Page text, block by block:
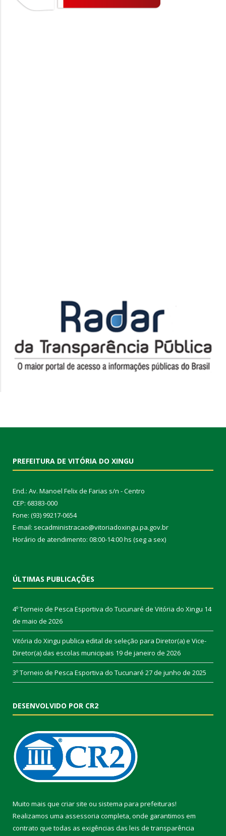
PREFEITURA DE VITÓRIA DO XINGU
End.: Av. Manoel Felix de Farias s/n - Centro
CEP: 68383-000
Fone: (93) 99217-0654
E-mail: secadministracao@vitoriadoxingu.pa.gov.br
Horário de atendimento: 08:00-14:00 hs (seg a sex)
ÚLTIMAS PUBLICAÇÕES
4º Torneio de Pesca Esportiva do Tucunaré de Vitória do Xingu 14
de maio de 2026
Vitória do Xingu publica edital de seleção para Diretor(a) e Vice-
Diretor(a) das escolas municipais 19 de janeiro de 2026
3º Torneio de Pesca Esportiva do Tucunaré 27 de junho de 2025
DESENVOLVIDO POR CR2
Muito mais que criar site ou sistema para prefeituras!
Realizamos uma assessoria completa, onde garantimos em
contrato que todas as exigências das leis de transparência